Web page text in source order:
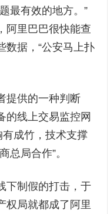
最有效的地方。”
阿里巴巴很快能查
数据，“公安马上扑
提供的一种判断
的线上交易监控网
有成竹，技术支撑
总局合作”。
下制假的打击，于
权局就都成了阿里